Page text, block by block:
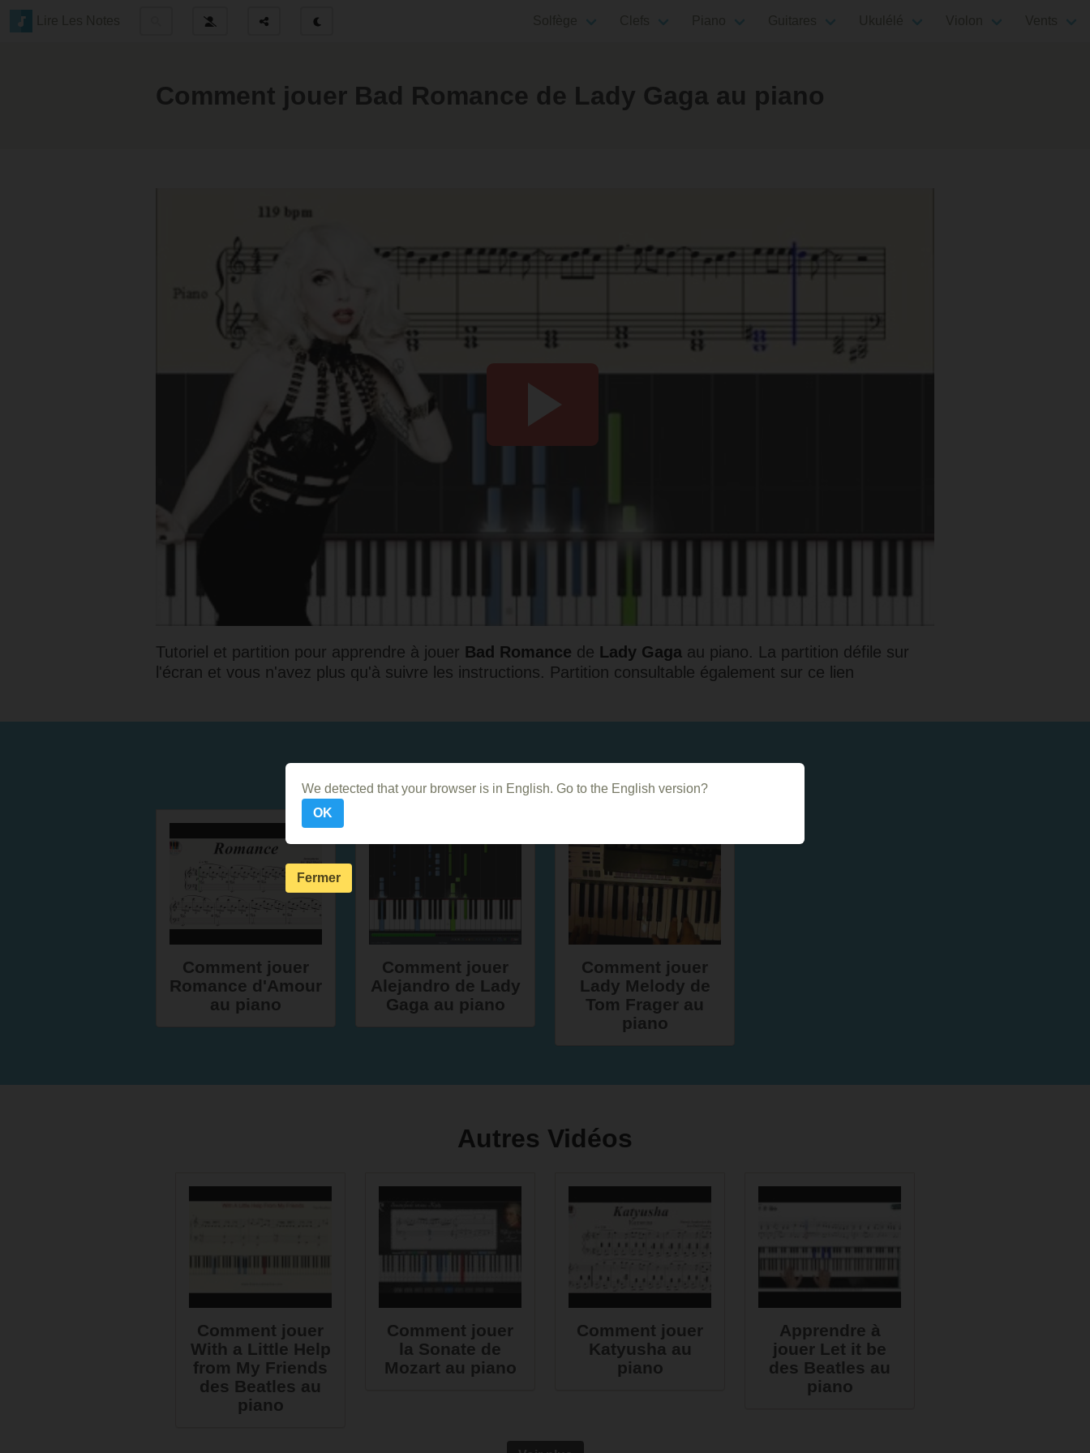
Comment jouer Bad Romance de Lady Gaga au piano
Tutoriel et partition pour apprendre à jouer Bad Romance de Lady Gaga au piano. La partition défile sur
l'écran et vous n'avez plus qu'à suivre les instructions. Partition consultable également sur ce lien
Comment jouer
Romance d'Amour
au piano
Comment jouer
Alejandro de Lady
Gaga au piano
Comment jouer
Lady Melody de
Tom Frager au
piano
Autres Vidéos
Comment jouer
With a Little Help
from My Friends
des Beatles au
piano
Comment jouer
la Sonate de
Mozart au piano
Comment jouer
Katyusha au
piano
Apprendre à
jouer Let it be
des Beatles au
piano
We detected that your browser is in English. Go to the English version?
OK
Fermer